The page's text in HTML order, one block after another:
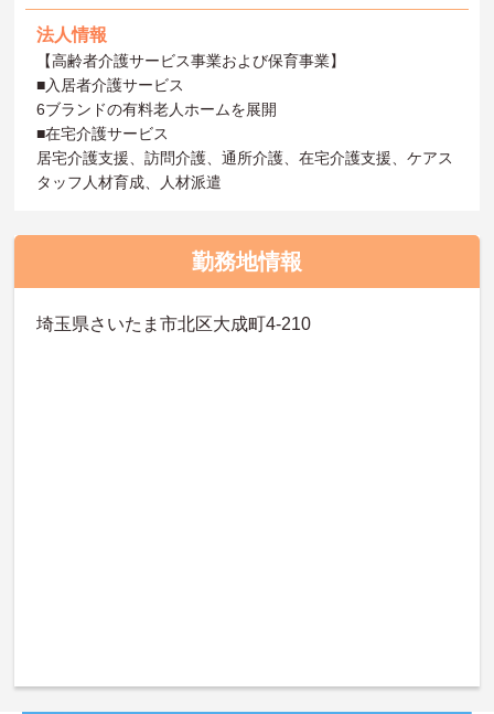
法人情報
【高齢者介護サービス事業および保育事業】
■入居者介護サービス
6ブランドの有料老人ホームを展開
■在宅介護サービス
居宅介護支援、訪問介護、通所介護、在宅介護支援、ケアス
タッフ人材育成、人材派遣
勤務地情報
埼玉県さいたま市北区大成町4-210